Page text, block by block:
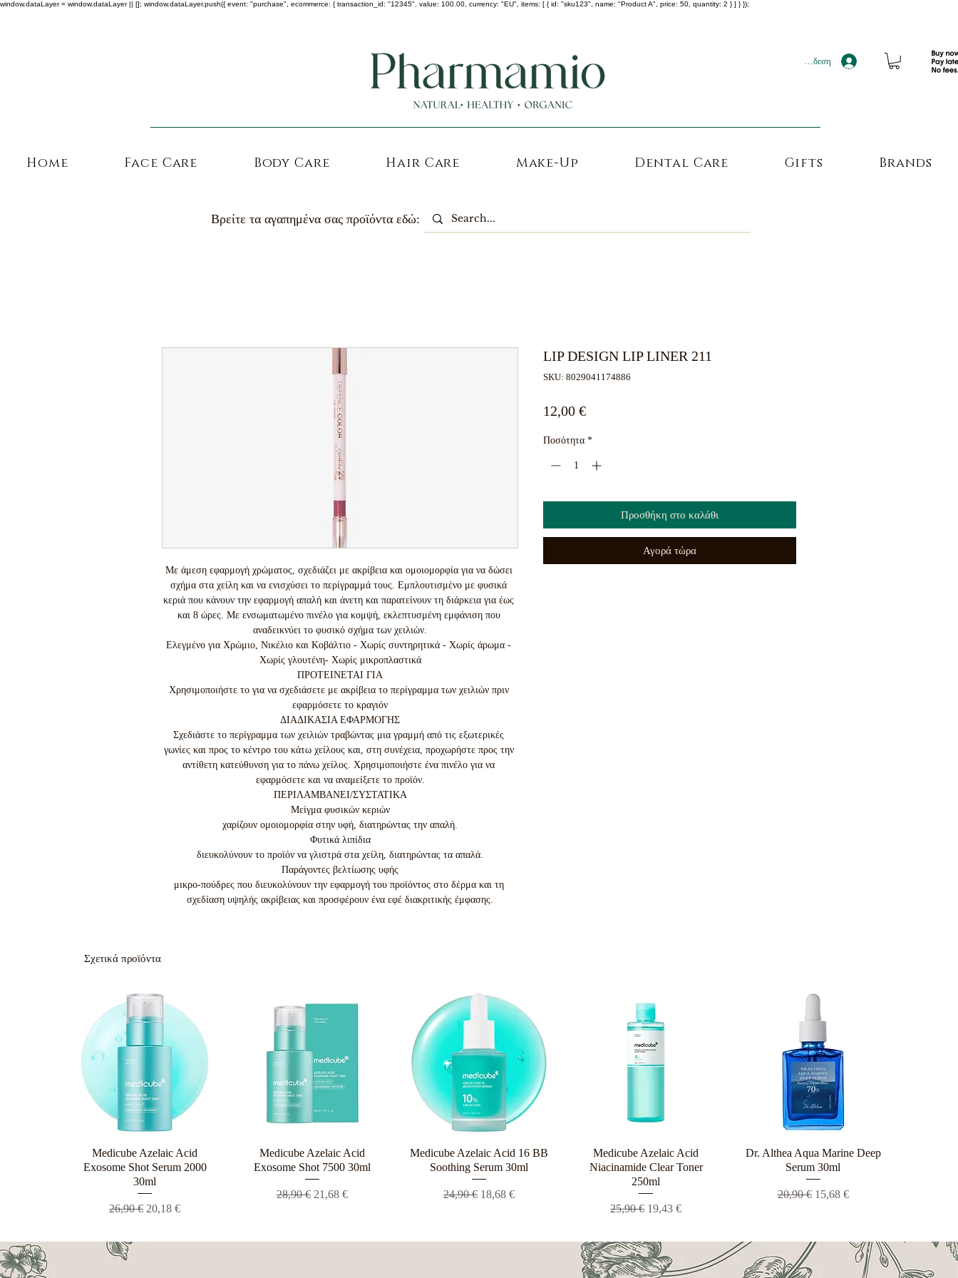
window.dataLayer = window.dataLayer || []; window.dataLayer.push({ event: "purchase", ecommerce: { transaction_id: "12345", value: 100.00, currency: "EU", items: [ { id: "sku123", name: "Product A", price: 50, quantity: 2 } ] } });
Σύνδεση
Home Face Care Body Care Hair Care Make-Up Dental Care Gifts Brands
Βρείτε τα αγαπημένα σας προϊόντα εδώ:
Με άμεση εφαρμογή χρώματος, σχεδιάζει με ακρίβεια και ομοιομορφία για να δώσει
σχήμα στα χείλη και να ενισχύσει το περίγραμμά τους. Εμπλουτισμένο με φυσικά
κεριά που κάνουν την εφαρμογή απαλή και άνετη και παρατείνουν τη διάρκεια για έως
και 8 ώρες. Με ενσωματωμένο πινέλο για κομψή, εκλεπτυσμένη εμφάνιση που
αναδεικνύει το φυσικό σχήμα των χειλιών.
Ελεγμένο για Χρώμιο, Νικέλιο και Κοβάλτιο - Χωρίς συντηρητικά - Χωρίς άρωμα -
Χωρίς γλουτένη- Χωρίς μικροπλαστικά
ΠΡΟΤΕΙΝΕΤΑΙ ΓΙΑ
Χρησιμοποιήστε το για να σχεδιάσετε με ακρίβεια το περίγραμμα των χειλιών πριν
εφαρμόσετε το κραγιόν
ΔΙΑΔΙΚΑΣΙΑ ΕΦΑΡΜΟΓΗΣ
Σχεδιάστε το περίγραμμα των χειλιών τραβώντας μια γραμμή από τις εξωτερικές
γωνίες και προς το κέντρο του κάτω χείλους και, στη συνέχεια, προχωρήστε προς την
αντίθετη κατεύθυνση για το πάνω χείλος. Χρησιμοποιήστε ένα πινέλο για να
εφαρμόσετε και να αναμείξετε το προϊόν.
ΠΕΡΙΛΑΜΒΑΝΕΙ/ΣΥΣΤΑΤΙΚΑ
Μείγμα φυσικών κεριών
χαρίζουν ομοιομορφία στην υφή, διατηρώντας την απαλή.
Φυτικά λιπίδια
διευκολύνουν το προϊόν να γλιστρά στα χείλη, διατηρώντας τα απαλά.
Παράγοντες βελτίωσης υφής
μικρο-πούδρες που διευκολύνουν την εφαρμογή του προϊόντος στο δέρμα και τη
σχεδίαση υψηλής ακρίβειας και προσφέρουν ένα εφέ διακριτικής έμφασης.
LIP DESIGN LIP LINER 211
SKU: 8029041174886
12,00 €Τιμή
Ποσότητα *
Προσθήκη στο καλάθι
Αγορά τώρα
Σχετικά προϊόντα
Γρήγορη προβολή
Medicube Azelaic Acid
Exosome Shot Serum 2000
30ml
Κανονική τιμή
26,90 € Τιμή Έκπτωσης
20,18 €
Γρήγορη προβολή
Medicube Azelaic Acid
Exosome Shot 7500 30ml
Κανονική τιμή
28,90 € Τιμή Έκπτωσης
21,68 €
Γρήγορη προβολή
Medicube Azelaic Acid 16 BB
Soothing Serum 30ml
Κανονική τιμή
24,90 € Τιμή Έκπτωσης
18,68 €
Γρήγορη προβολή
Medicube Azelaic Acid
Niacinamide Clear Toner
250ml
Κανονική τιμή
25,90 € Τιμή Έκπτωσης
19,43 €
Γρήγορη προβολή
Dr. Althea Aqua Marine Deep
Serum 30ml
Κανονική τιμή
20,90 € Τιμή Έκπτωσης
15,68 €